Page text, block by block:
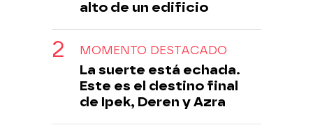
alto de un edificio
MOMENTO DESTACADO
La suerte está echada.
Este es el destino final
de Ipek, Deren y Azra